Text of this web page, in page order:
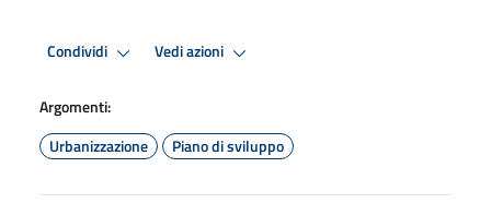
Condividi Vedi azioni
Argomenti:
Urbanizzazione
Piano di sviluppo